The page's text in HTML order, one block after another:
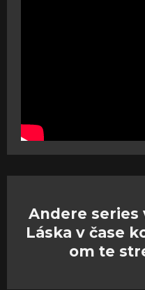
Andere
Láska v čase
om te